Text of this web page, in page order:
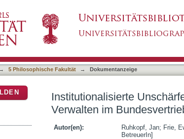
1949-1961
→ 5 Philosophische Fakultät → Dokumentanzeige
Institutionalisierte
Verwalten im
Autor(en): Ruhkopf, Jan; Frie,
BetreuerIn]